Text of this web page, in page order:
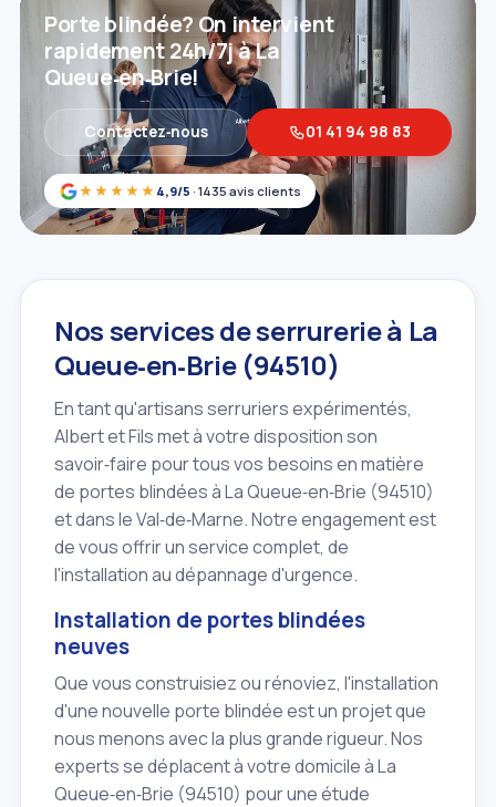
★★★★★ 4,9/5 · 1435 avis clients
Porte blindée? On intervient
rapidement 24h/7j à La
Queue‑en‑Brie!
Contactez‑nous 01 41 94 98 83
Nos services de serrurerie à La
Queue‑en‑Brie (94510)
En tant qu'artisans serruriers expérimentés,
Albert et Fils met à votre disposition son
savoir‑faire pour tous vos besoins en matière
de portes blindées à La Queue‑en‑Brie (94510)
et dans le Val‑de‑Marne. Notre engagement est
de vous offrir un service complet, de
l'installation au dépannage d'urgence.
Installation de portes blindées
neuves
Que vous construisiez ou rénoviez, l'installation
d'une nouvelle porte blindée est un projet que
nous menons avec la plus grande rigueur. Nos
experts se déplacent à votre domicile à La
Queue‑en‑Brie (94510) pour une étude